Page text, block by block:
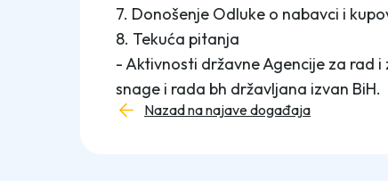
7. Donošenje Odluke o nabavci i
8. Tekuća pitanja
- Aktivnosti državne Agencije za rad
snage i rada bh državljana izvan BiH.
Nazad na najave događaja